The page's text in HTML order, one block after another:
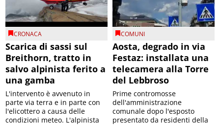
CRONACA
Scarica di sassi sul
Breithorn, tratto in
salvo alpinista ferito a
una gamba
L'intervento è avvenuto in
parte via terra e in parte con
l'elicottero a causa delle
condizioni meteo. L'alpinista
COMUNI
Aosta, degrado in via
Festaz: installata una
telecamera alla Torre
del Lebbroso
Prime contromosse
dell'amministrazione
comunale dopo l'esposto
presentato da residenti della